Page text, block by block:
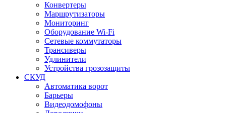
Конвертеры
Маршрутизаторы
Мониторинг
Оборудование Wi-Fi
Сетевые коммутаторы
Трансиверы
Удлинители
Устройства грозозащиты
СКУД
Автоматика ворот
Барьеры
Видеодомофоны